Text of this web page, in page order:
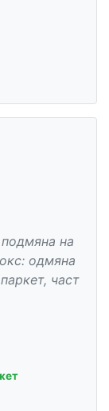
на
одмяна
част